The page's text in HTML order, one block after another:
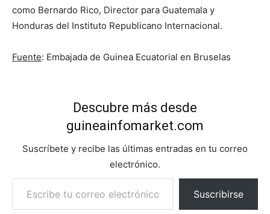
como Bernardo Rico, Director para Guatemala y
Honduras del Instituto Republicano Internacional.
Fuente: Embajada de Guinea Ecuatorial en Bruselas
Descubre más desde
guineainfomarket.com
Suscríbete y recibe las últimas entradas en tu correo
electrónico.
Escribe tu correo electrónico…
Suscribirse